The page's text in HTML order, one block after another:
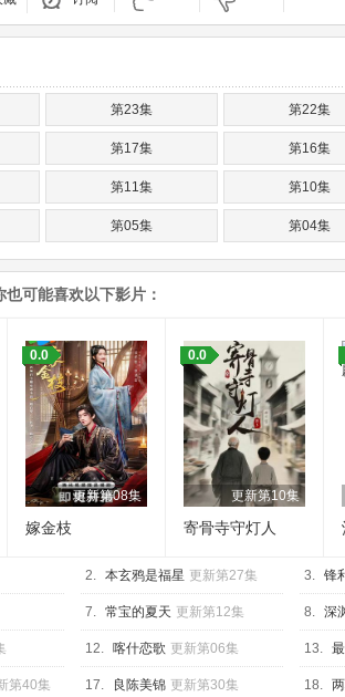
第23集 第22集
第17集 第16集
第11集 第10集
第05集 第04集
也可能喜欢以下影片：
更新第08集
0.0
嫁金枝
更新第10集
0.0
寄骨寺守灯人
2. 本玄鸦是福星 更新第27集 3. 锋
7. 常宝的夏天 更新第12集 8. 深
12. 喀什恋歌 更新第06集 13.
第40集 17. 良陈美锦 更新第30集 18.